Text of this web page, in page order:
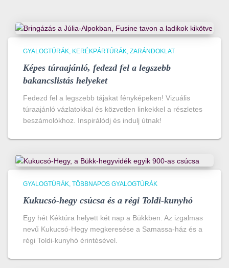
GYALOGTÚRÁK KERÉKPÁRTÚRÁK ZARÁNDOKLAT
Képes túraajánló, fedezd fel a legszebb
bakancslistás helyeket
Fedezd fel a legszebb tájakat fényképeken! Vizuális
túraajánló vázlatokkal és közvetlen linkekkel a részletes
beszámolókhoz. Inspirálódj és indulj útnak!
GYALOGTÚRÁK TÖBBNAPOS GYALOGTÚRÁK
Kukucsó-hegy csúcsa és a régi Toldi-kunyhó
Egy hét Kéktúra helyett két nap a Bükkben. Az izgalmas
nevű Kukucsó-Hegy megkeresése a Samassa-ház és a
régi Toldi-kunyhó érintésével.